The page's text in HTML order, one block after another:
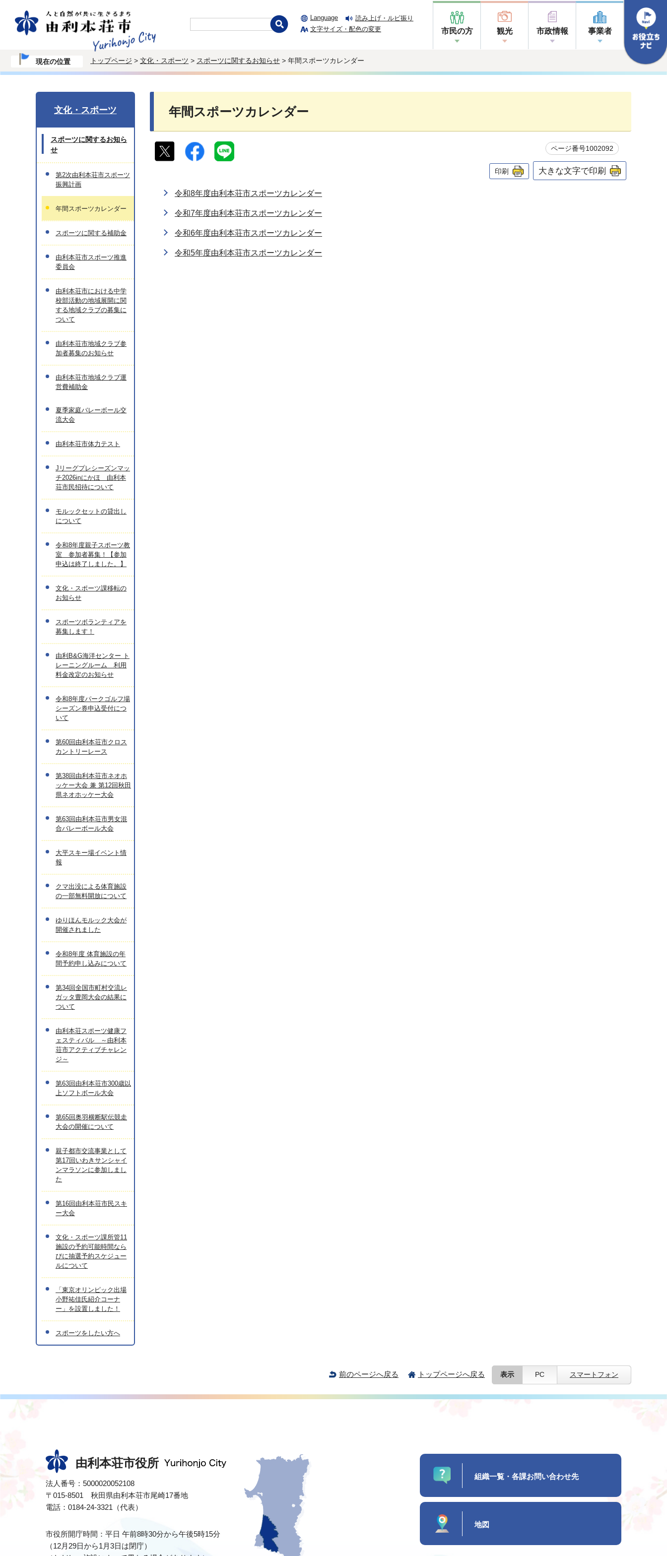
Language
読み上げ・ルビ振り
文字サイズ・配色の変更
市民の方 観光 市政情報 事業者
現在の位置 トップページ > 文化・スポーツ > スポーツに関するお知らせ > 年間スポーツカレンダー
年間スポーツカレンダー
ページ番号1002092
印刷 大きな文字で印刷
令和8年度由利本荘市スポーツカレンダー
令和7年度由利本荘市スポーツカレンダー
令和6年度由利本荘市スポーツカレンダー
令和5年度由利本荘市スポーツカレンダー
文化・スポーツ
スポーツに関するお知ら
せ
第2次由利本荘市スポーツ
振興計画
年間スポーツカレンダー
スポーツに関する補助金
由利本荘市スポーツ推進
委員会
由利本荘市における中学
校部活動の地域展開に関
する地域クラブの募集に
ついて
由利本荘市地域クラブ参
加者募集のお知らせ
由利本荘市地域クラブ運
営費補助金
夏季家庭バレーボール交
流大会
由利本荘市体力テスト
Jリーグプレシーズンマッ
チ2026inにかほ 由利本
荘市民招待について
モルックセットの貸出し
について
令和8年度親子スポーツ教
室 参加者募集！【参加
申込は終了しました。】
文化・スポーツ課移転の
お知らせ
スポーツボランティアを
募集します！
由利B&G海洋センター ト
レーニングルーム 利用
料金改定のお知らせ
令和8年度パークゴルフ場
シーズン券申込受付につ
いて
第60回由利本荘市クロス
カントリーレース
第38回由利本荘市ネオホ
ッケー大会 兼 第12回秋田
県ネオホッケー大会
第63回由利本荘市男女混
合バレーボール大会
大平スキー場イベント情
報
クマ出没による体育施設
の一部無料開放について
ゆりほんモルック大会が
開催されました
令和8年度 体育施設の年
間予約申し込みについて
第34回全国市町村交流レ
ガッタ豊岡大会の結果に
ついて
由利本荘スポーツ健康フ
ェスティバル ～由利本
荘市アクティブチャレン
ジ～
第63回由利本荘市300歳以
上ソフトボール大会
第65回奥羽横断駅伝競走
大会の開催について
親子都市交流事業として
第17回いわきサンシャイ
ンマラソンに参加しまし
た
第16回由利本荘市民スキ
ー大会
文化・スポーツ課所管11
施設の予約可能時間なら
びに抽選予約スケジュー
ルについて
「東京オリンピック出場
小野祐佳氏紹介コーナ
ー」を設置しました！
スポーツをしたい方へ
前のページへ戻る トップページへ戻る 表示 PC スマートフォン
由利本荘市役所
法人番号：5000020052108
〒015-8501 秋田県由利本荘市尾崎17番地
電話：0184-24-3321（代表）
市役所開庁時間：平日 午前8時30分から午後5時15分
（12月29日から1月3日は閉庁）
組織一覧・各課お問い合わせ先
地図